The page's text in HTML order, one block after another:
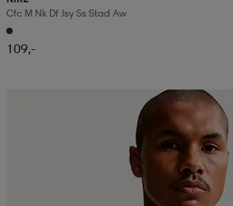
Cfc M Nk Df Jsy Ss Stad Aw
109,-